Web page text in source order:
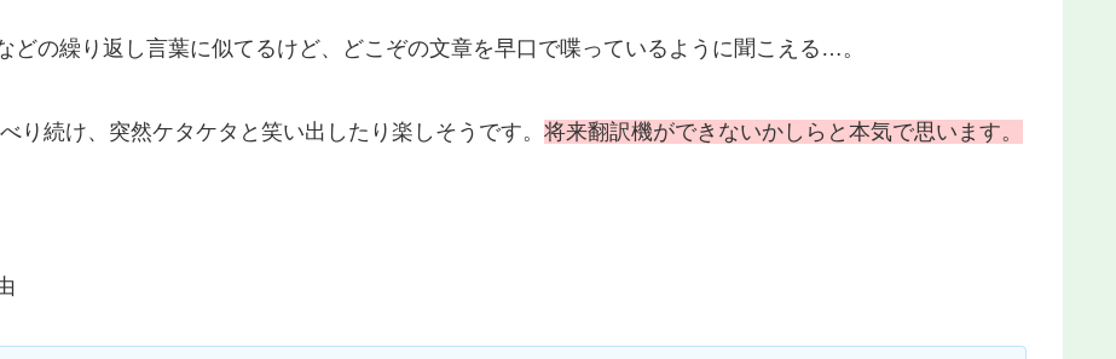
どの繰り返し言葉に似てるけど、どこぞの文章を早口で喋っているように聞こえる…。
り続け、突然ケタケタと笑い出したり楽しそうです。 将来翻訳機ができないかしらと本気で思います。